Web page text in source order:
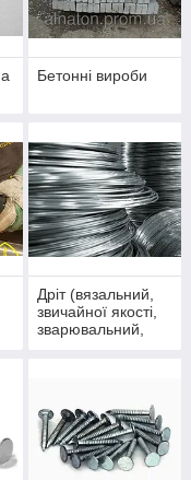
Бетонні вироби
Дріт (вязальний,
звичайної якості,
зварювальний,